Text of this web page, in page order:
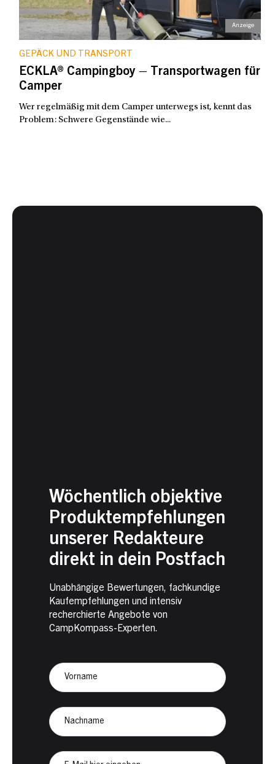
GEPÄCK UND TRANSPORT
ECKLA® Campingboy – Transportwagen für
Camper
Wer regelmäßig mit dem Camper unterwegs ist, kennt das
Problem: Schwere Gegenstände wie...
Wöchentlich objektive
Produktempfehlungen
unserer Redakteure
direkt in dein Postfach
Unabhängige Bewertungen, fachkundige
Kaufempfehlungen und intensiv
recherchierte Angebote von
CampKompass-Experten.
CampKompass
Vorname
Nachname
Mail